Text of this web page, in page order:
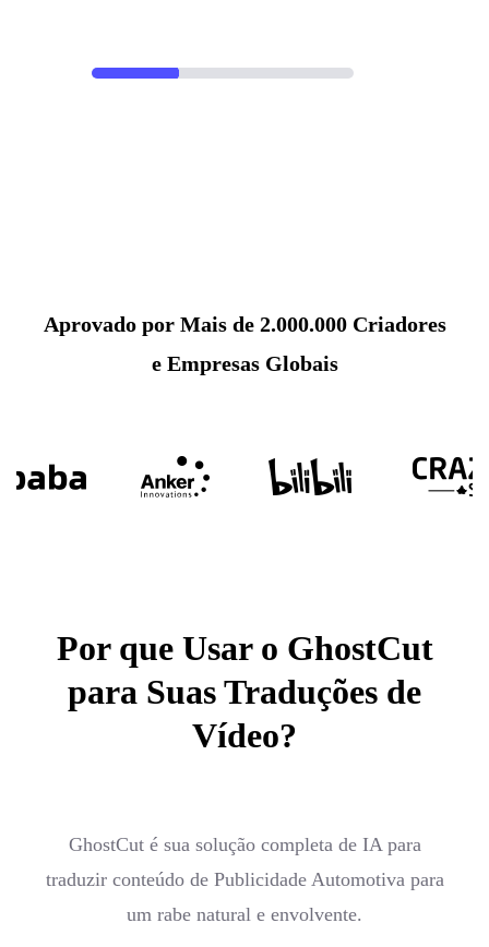
Aprovado por Mais de 2.000.000 Criadores
e Empresas Globais
Por que Usar o GhostCut
para Suas Traduções de
Vídeo?
GhostCut é sua solução completa de IA para
traduzir conteúdo de Publicidade Automotiva para
um rabe natural e envolvente.